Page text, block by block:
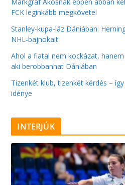
FCK leginkább megkövetel
Stanley-kupa-láz Dániában:
NHL-bajnokait
Ahol a fiatal nem kockázat,
aki berobbanhat Dániában
Tizenkét klub, tizenkét kérdés –
idénye
INTERJÚK